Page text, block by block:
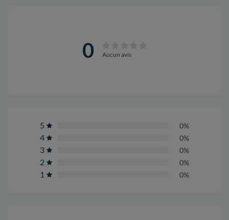
0 Aucun avis
5 0%
4 0%
3 0%
2 0%
1 0%